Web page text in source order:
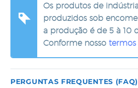
Os produtos de
produzidos sob
a produção é de 5 à 10
Conforme nosso termos
PERGUNTAS FREQUENTES (FAQ)